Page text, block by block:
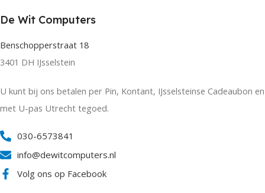
De Wit Computers
Benschopperstraat 18
3401 DH IJsselstein
U kunt bij ons betalen per Pin, Kontant, IJsselsteinse Cadeaubon en
met U-pas Utrecht tegoed.
030-6573841
info@dewitcomputers.nl
Volg ons op Facebook